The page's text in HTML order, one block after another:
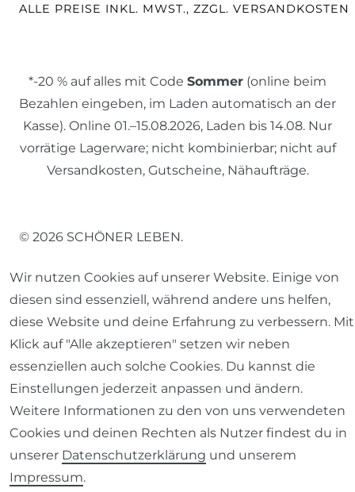
ALLE PREISE INKL. MWST., ZZGL. VERSANDKOSTEN
*-20 % auf alles mit Code Sommer (online beim
Bezahlen eingeben, im Laden automatisch an der
Kasse). Online 01.–15.08.2026, Laden bis 14.08. Nur
vorrätige Lagerware; nicht kombinierbar; nicht auf
Versandkosten, Gutscheine, Nähaufträge.
© 2026 SCHÖNER LEBEN.
Impressum Daten­schutz­erklärung
Wir nutzen Cookies auf unserer Website. Einige von
diesen sind essenziell, während andere uns helfen,
diese Website und deine Erfahrung zu verbessern. Mit
Klick auf "Alle akzeptieren" setzen wir neben
essenziellen auch solche Cookies. Du kannst die
Einstellungen jederzeit anpassen und ändern.
Weitere Informationen zu den von uns verwendeten
Cookies und deinen Rechten als Nutzer findest du in
unserer Daten­schutz­erklärung und unserem
Impressum.